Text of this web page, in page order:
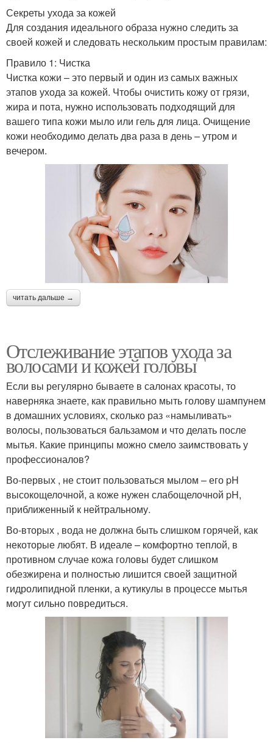
Секреты ухода за кожей
Для создания идеального образа нужно следить за
своей кожей и следовать нескольким простым правилам:
Правило 1: Чистка
Чистка кожи – это первый и один из самых важных
этапов ухода за кожей. Чтобы очистить кожу от грязи,
жира и пота, нужно использовать подходящий для
вашего типа кожи мыло или гель для лица. Очищение
кожи необходимо делать два раза в день – утром и
вечером.
читать дальше →
Отслеживание этапов ухода за
волосами и кожей головы
Если вы регулярно бываете в салонах красоты, то
наверняка знаете, как правильно мыть голову шампунем
в домашних условиях, сколько раз «намыливать»
волосы, пользоваться бальзамом и что делать после
мытья. Какие принципы можно смело заимствовать у
профессионалов?
Во-первых , не стоит пользоваться мылом – его pH
высокощелочной, а коже нужен слабощелочной pH,
приближенный к нейтральному.
Во-вторых , вода не должна быть слишком горячей, как
некоторые любят. В идеале – комфортно теплой, в
противном случае кожа головы будет слишком
обезжирена и полностью лишится своей защитной
гидролипидной пленки, а кутикулы в процессе мытья
могут сильно повредиться.